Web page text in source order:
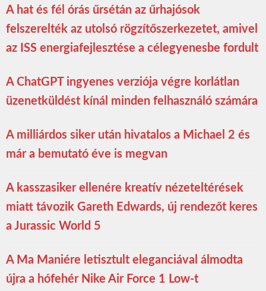
A hat és fél órás űrsétán az űrhajósok
felszerelték az utolsó rögzítőszerkezetet, amivel
az ISS energiafejlesztése a célegyenesbe fordult
A ChatGPT ingyenes verziója végre korlátlan
üzenetküldést kínál minden felhasználó számára
A milliárdos siker után hivatalos a Michael 2 és
már a bemutató éve is megvan
A kasszasiker ellenére kreatív nézeteltérések
miatt távozik Gareth Edwards, új rendezőt keres
a Jurassic World 5
A Ma Maniére letisztult eleganciával álmodta
újra a hófehér Nike Air Force 1 Low-t